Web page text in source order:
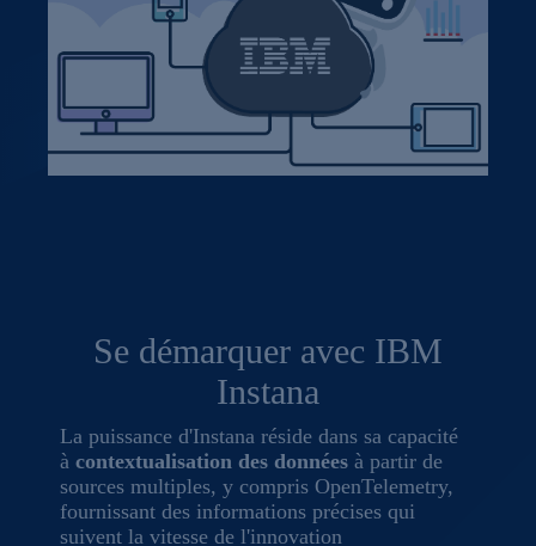
Se démarquer avec IBM
Instana
La puissance d'Instana réside dans sa capacité
àcontextualisation des données à partir de
sources multiples, y compris OpenTelemetry,
fournissant des informations précises qui
suivent la vitesse de l'innovation